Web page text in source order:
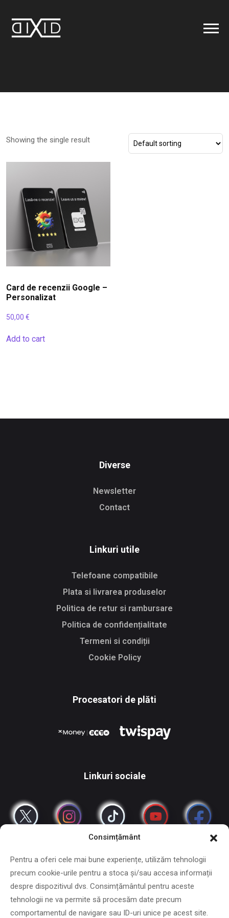
Consimțământ
Pentru a oferi cele mai bune experiențe, utilizăm tehnologii
precum cookie-urile pentru a stoca și/sau accesa informații
despre dispozitivul dvs. Consimțământul pentru aceste
tehnologii ne va permite să procesăm date precum
comportamentul de navigare sau ID-uri unice pe acest site.
Showing the single result
Card de recenzii Google –
Personalizat
50,00 €
Add to cart
Diverse
Newsletter
Contact
Linkuri utile
Telefoane compatibile
Plata si livrarea produselor
Politica de retur si rambursare
Politica de confidențialitate
Termeni si condiții
Cookie Policy
Procesatori de plăti
Linkuri sociale
Copyright © 2024 - 2026 DiXiD